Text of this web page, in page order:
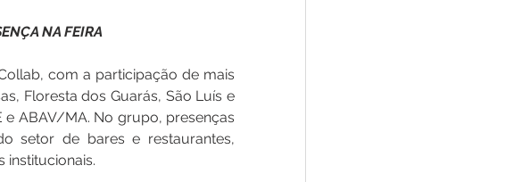
NA FEIRA
com a participação de mais
Floresta dos Guarás, São Luís e
e ABAV/MA. No grupo, presenças
setor de bares e restaurantes,
institucionais.